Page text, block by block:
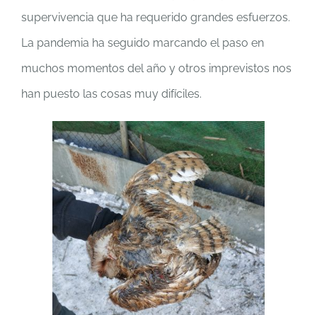
supervivencia que ha requerido grandes esfuerzos.
La pandemia ha seguido marcando el paso en
muchos momentos del año y otros imprevistos nos
han puesto las cosas muy difíciles.